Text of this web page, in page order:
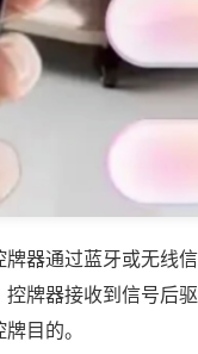
器通过蓝牙或无线
牌器接收到信号后
目的。